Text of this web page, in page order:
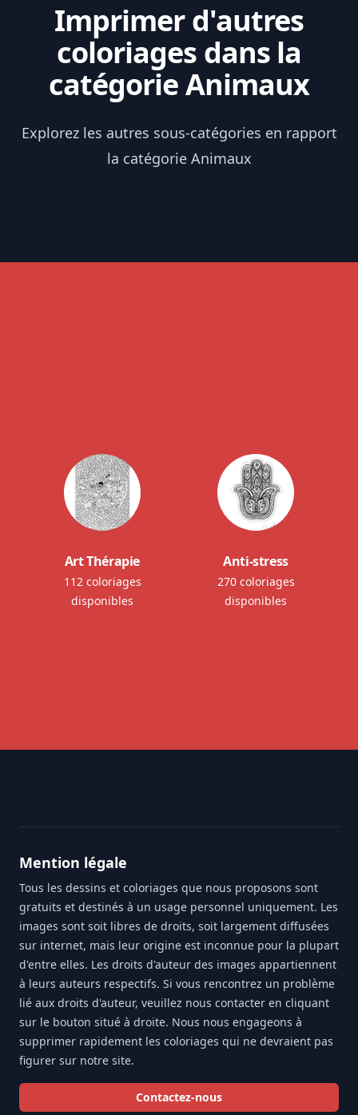
Imprimer d'autres
coloriages dans la
catégorie Animaux
Explorez les autres sous-catégories en rapport
la catégorie Animaux
Art Thérapie
112 coloriages
disponibles
Anti-stress
270 coloriages
disponibles
Mention légale
Tous les dessins et coloriages que nous proposons sont
gratuits et destinés à un usage personnel uniquement. Les
images sont soit libres de droits, soit largement diffusées
sur internet, mais leur origine est inconnue pour la plupart
d'entre elles. Les droits d'auteur des images appartiennent
à leurs auteurs respectifs. Si vous rencontrez un problème
lié aux droits d'auteur, veuillez nous contacter en cliquant
sur le bouton situé à droite. Nous nous engageons à
supprimer rapidement les coloriages qui ne devraient pas
figurer sur notre site.
Contactez-nous